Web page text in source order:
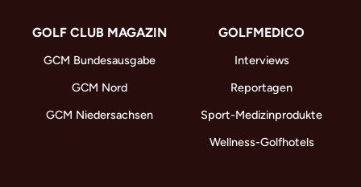
GOLF CLUB MAGAZIN
GCM Bundesausgabe
GCM Nord
GCM Niedersachsen
GOLFMEDICO
Interviews
Reportagen
Sport-Medizinprodukte
Wellness-Golfhotels